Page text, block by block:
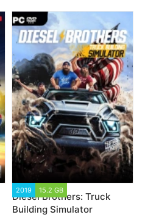
2019 15.2 GB
Diesel Brothers: Truck
Building Simulator